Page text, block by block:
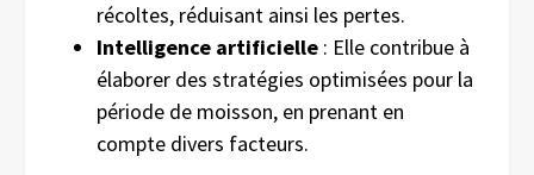
récoltes, réduisant ainsi les pertes.
Intelligence artificielle : Elle contribue à
élaborer des stratégies optimisées pour la
période de moisson, en prenant en
compte divers facteurs.